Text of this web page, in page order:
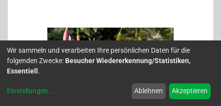
Wir sammeln und verarbeiten Ihre persönlichen Daten für die
folgenden Zwecke: Besucher Wiedererkennung/Statistiken,
Essentiell .
Einstellungen... Ablehnen Akzeptieren